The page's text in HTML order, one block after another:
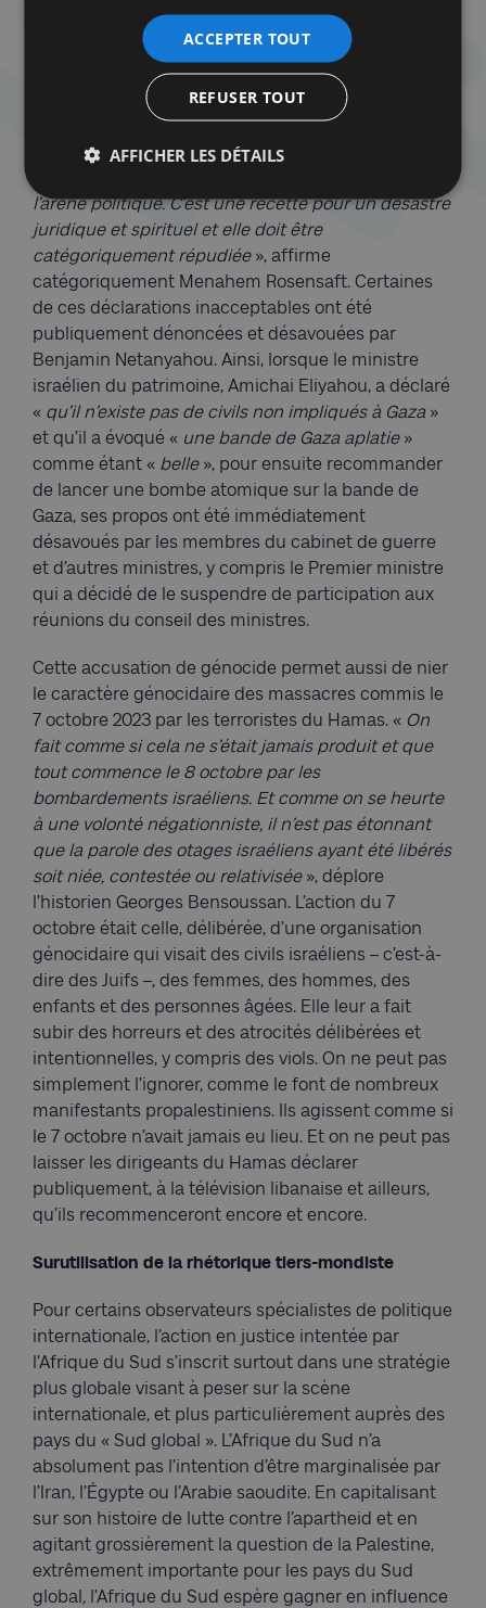
potentielle – non pas de génocide, mais de crime
contre l’humanité. Cela va à l’encontre de tout ce
qu’Israël représente et de tout ce que nous
représentons en tant que Juifs. Je me réjouis que
d’autres ministres les dénoncent, mais il faut que
cela vienne du plus haut niveau. Nous ne pouvons
l’arène politique. C’est une recette pour un désastre
juridique et spirituel et elle doit être
catégoriquement répudiée», affirme
catégoriquement Menahem Rosensaft. Certaines
de ces déclarations inacceptables ont été
publiquement dénoncées et désavouées par
Benjamin Netanyahou. Ainsi, lorsque le ministre
israélien du patrimoine, Amichai Eliyahou, a déclaré
« qu’il n’existe pas de civils non impliqués à Gaza »
et qu’il a évoqué « une bande de Gaza aplatie»
comme étant « belle», pour ensuite recommander
de lancer une bombe atomique sur la bande de
Gaza, ses propos ont été immédiatement
désavoués par les membres du cabinet de guerre
et d’autres ministres, y compris le Premier ministre
qui a décidé de le suspendre de participation aux
réunions du conseil des ministres.
Cette accusation de génocide permet aussi de nier
le caractère génocidaire des massacres commis le
7 octobre 2023 par les terroristes du Hamas. « On
fait comme si cela ne s’était jamais produit et que
tout commence le 8 octobre par les
bombardements israéliens. Et comme on se heurte
à une volonté négationniste, il n’est pas étonnant
que la parole des otages israéliens ayant été libérés
soit niée, contestée ou relativisée », déplore
l’historien Georges Bensoussan. L’action du 7
octobre était celle, délibérée, d’une organisation
génocidaire qui visait des civils israéliens – c’est-à-
dire des Juifs –, des femmes, des hommes, des
enfants et des personnes âgées. Elle leur a fait
subir des horreurs et des atrocités délibérées et
intentionnelles, y compris des viols. On ne peut pas
simplement l’ignorer, comme le font de nombreux
manifestants propalestiniens. Ils agissent comme si
le 7 octobre n’avait jamais eu lieu. Et on ne peut pas
laisser les dirigeants du Hamas déclarer
publiquement, à la télévision libanaise et ailleurs,
qu’ils recommenceront encore et encore.
Surutilisation de la rhétorique tiers-mondiste
Pour certains observateurs spécialistes de politique
internationale, l’action en justice intentée par
l’Afrique du Sud s’inscrit surtout dans une stratégie
plus globale visant à peser sur la scène
internationale, et plus particulièrement auprès des
pays du « Sud global ». L’Afrique du Sud n’a
absolument pas l’intention d’être marginalisée par
l’Iran, l’Égypte ou l’Arabie saoudite. En capitalisant
sur son histoire de lutte contre l’apartheid et en
agitant grossièrement la question de la Palestine,
extrêmement importante pour les pays du Sud
global , l’Afrique du Sud espère gagner en influence
ACCEPTER TOUT
REFUSER TOUT
AFFICHER LES DÉTAILS